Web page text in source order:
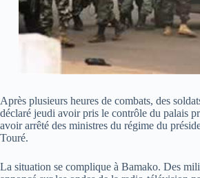
Après plusieurs heures de combats, des
déclaré jeudi avoir pris le contrôle du palais
avoir arrêté des ministres du régime du
Touré.
La situation se complique à Bamako. Des